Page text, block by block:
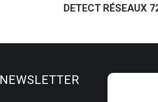
Article
:
DETECT RÉSEAUX
NEWSLETTER